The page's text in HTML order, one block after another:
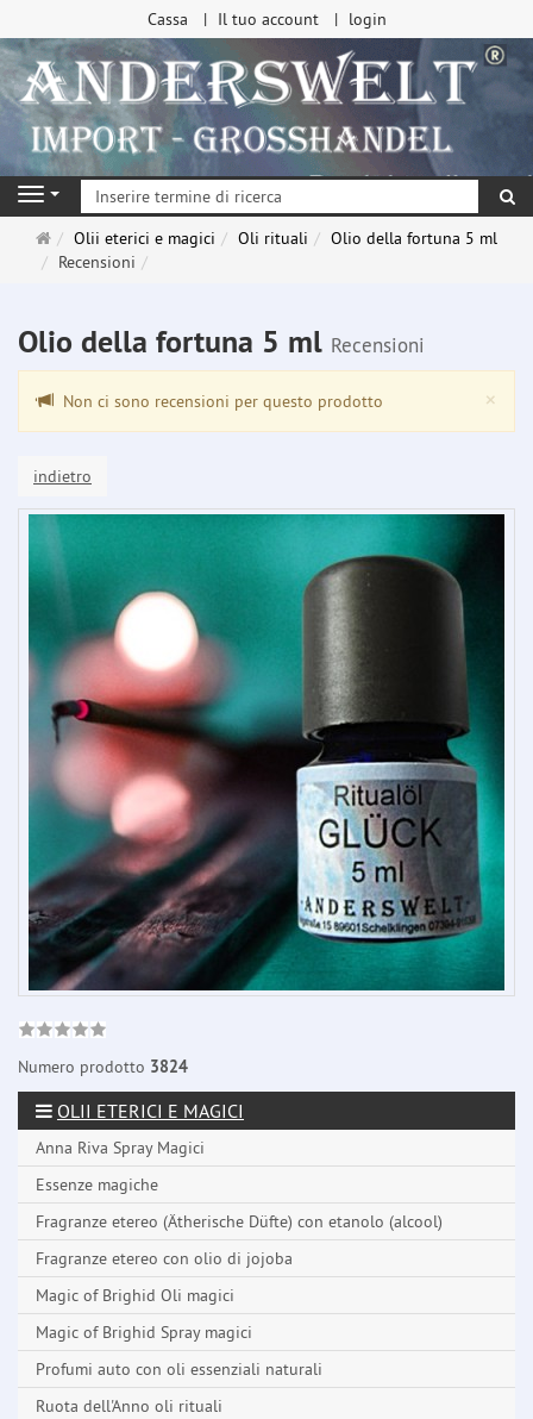
Cassa Il tuo account login
Navigation
Pagina
principale
Olii eterici e magici Oli rituali
Olio della fortuna 5 ml
Recensioni
Olio della fortuna 5 ml Recensioni
×
Non ci sono recensioni per questo prodotto
indietro
Numero prodotto 3824
OLII ETERICI E MAGICI
Anna Riva Spray Magici
Essenze magiche
Fragranze etereo (Ätherische Düfte) con etanolo (alcool)
Fragranze etereo con olio di jojoba
Magic of Brighid Oli magici
Magic of Brighid Spray magici
Profumi auto con oli essenziali naturali
Ruota dell'Anno oli rituali